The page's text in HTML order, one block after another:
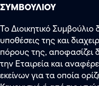
ΣΥΜΒΟΥΛΙΟΥ
Το Διοικητικό Συμβούλιο
υποθέσεις της και
πόρους της,
την Εταιρεία και
εκείνων για τα οποία